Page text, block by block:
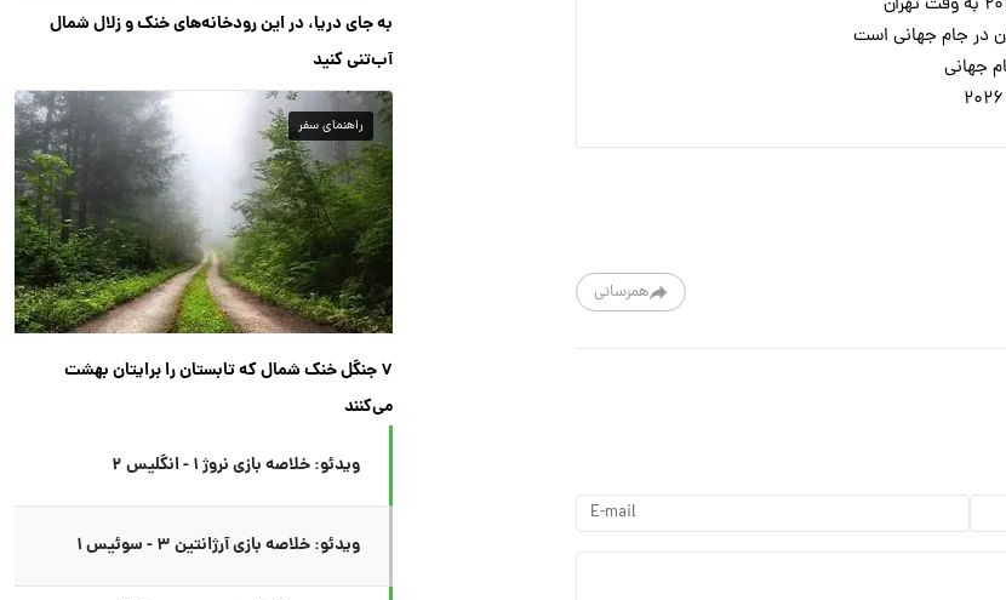
در جام جهانی است
جهانی
همرسانی
به جای دریا، در این رودخانه‌های خنک و زلال شمال
آب‌تنی کنید
راهنمای سفر
۷ جنگل خنک شمال که تابستان را برایتان بهشت
می‌کنند
ویدئو: خلاصه بازی نروژ ۱ - انگلیس ۲
ویدئو: خلاصه بازی آرژانتین ۳ - سوئیس ۱